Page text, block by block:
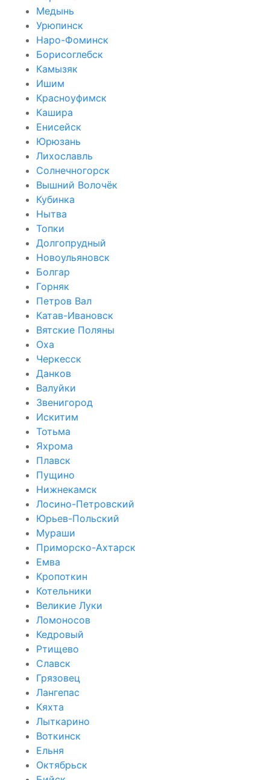
Медынь
Урюпинск
Наро-Фоминск
Борисоглебск
Камызяк
Ишим
Красноуфимск
Кашира
Енисейск
Юрюзань
Лихославль
Солнечногорск
Вышний Волочёк
Кубинка
Нытва
Топки
Долгопрудный
Новоульяновск
Болгар
Горняк
Петров Вал
Катав-Ивановск
Вятские Поляны
Оха
Черкесск
Данков
Валуйки
Звенигород
Искитим
Тотьма
Яхрома
Плавск
Пущино
Нижнекамск
Лосино-Петровский
Юрьев-Польский
Мураши
Приморско-Ахтарск
Емва
Кропоткин
Котельники
Великие Луки
Ломоносов
Кедровый
Ртищево
Славск
Грязовец
Лангепас
Кяхта
Лыткарино
Воткинск
Ельня
Октябрьск